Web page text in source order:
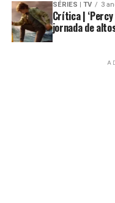
SÉRIES | TV 3
Crítica | ‘Percy
jornada de